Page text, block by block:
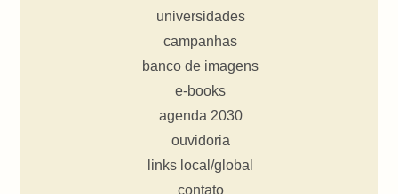
universidades
campanhas
banco de imagens
e-books
agenda 2030
ouvidoria
links local/global
contato